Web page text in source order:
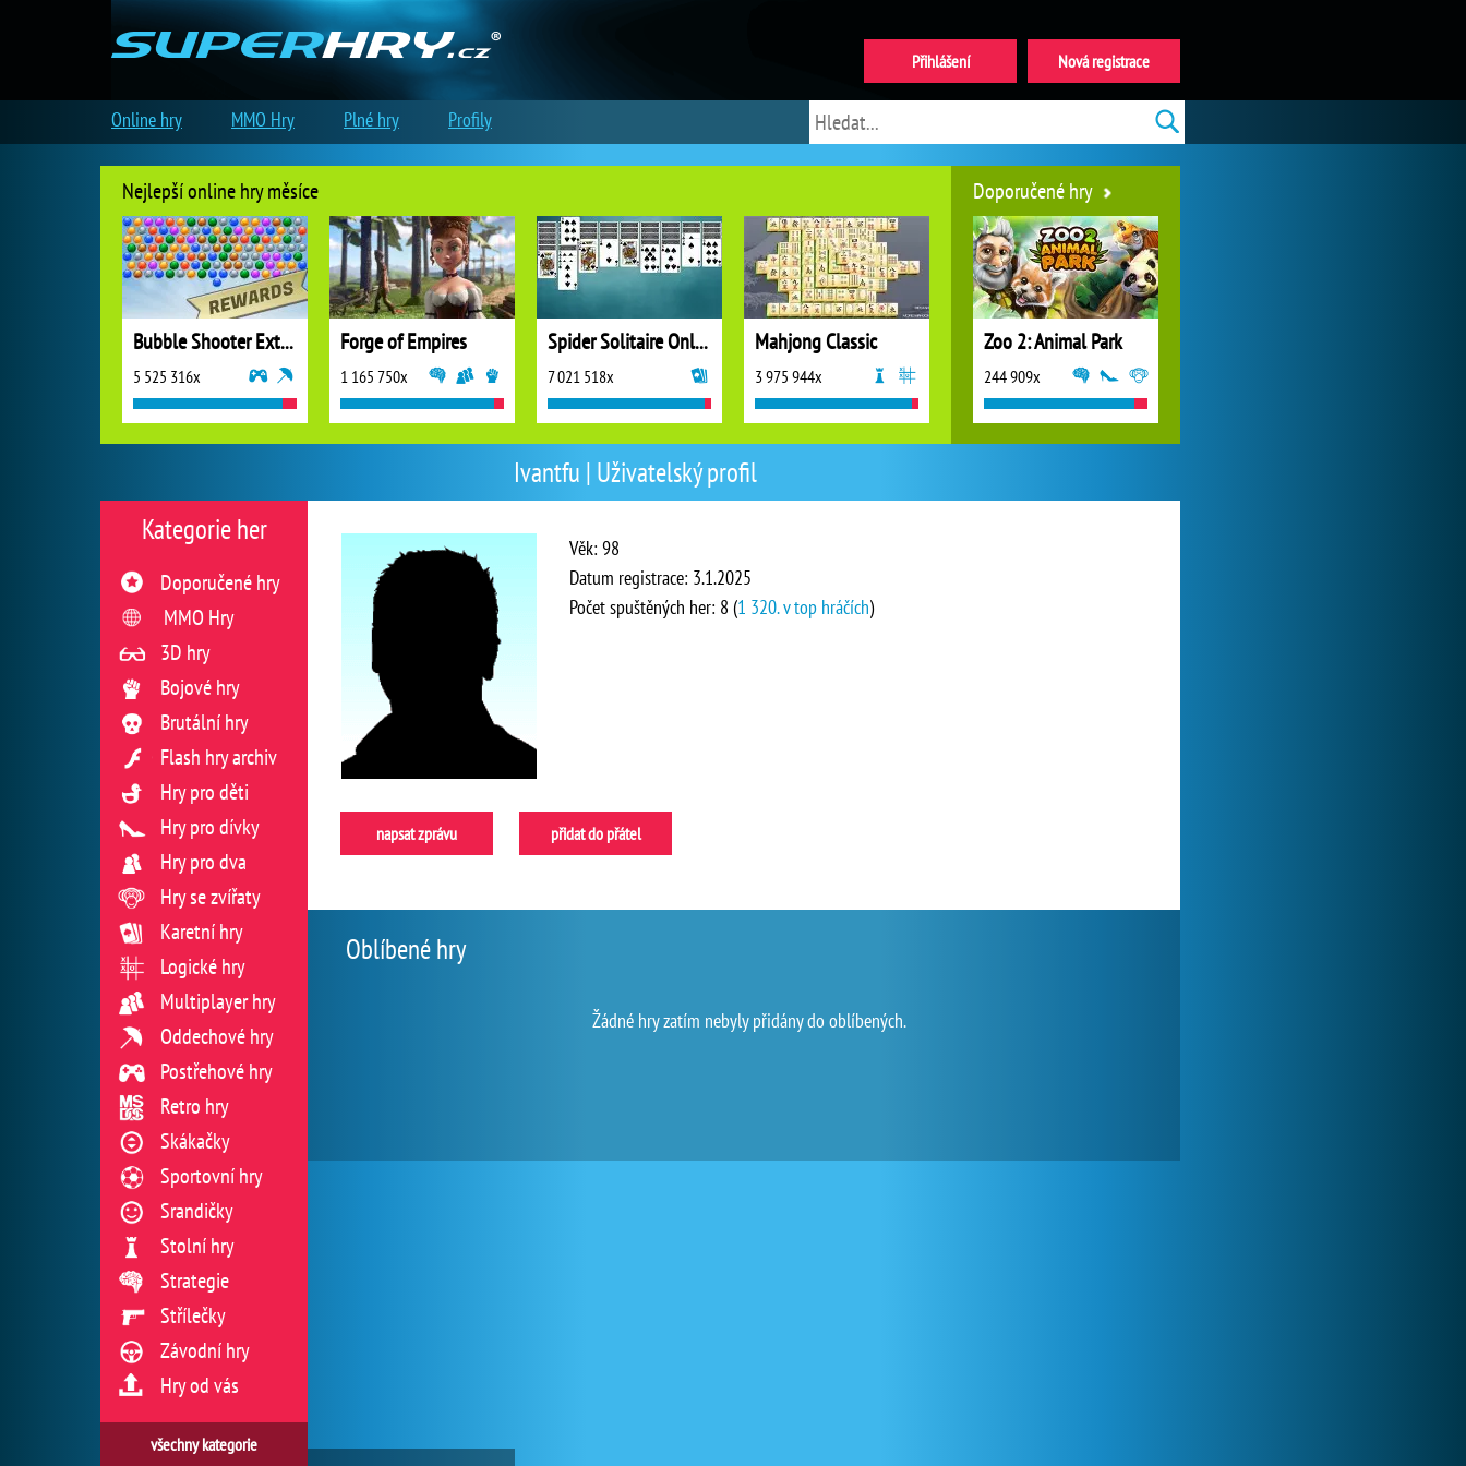
Ivantfu | Uživatelský profil
Věk: 98
Datum registrace: 3.1.2025
Počet spuštěných her: 8 (1 320. v top hráčích)
napsat zprávu přidat do přátel
Oblíbené hry
Žádné hry zatím nebyly přidány do oblíbených.
Kategorie her
Doporučené hry
MMO Hry
3D hry
Bojové hry
Brutální hry
Flash hry archiv
Hry pro děti
Hry pro dívky
Hry pro dva
Hry se zvířaty
Karetní hry
Logické hry
Multiplayer hry
Oddechové hry
Postřehové hry
Retro hry
Skákačky
Sportovní hry
Srandičky
Stolní hry
Strategie
Střílečky
Závodní hry
Hry od vás
všechny kategorie
Nejlepší online hry měsíce
Bubble Shooter Extreme
5 525 316x
Forge of Empires
1 165 750x
Spider Solitaire Online
7 021 518x
Mahjong Classic
3 975 944x
Doporučené hry
Zoo 2: Animal Park
244 909x
Nová registrace
Přihlášení
Online hry MMO Hry Plné hry Profily